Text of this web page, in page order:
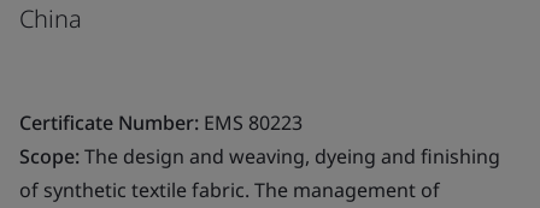
China
Certificate Number: EMS 80223
Scope:The design and weaving, dyeing and finishing
of synthetic textile fabric. The management of